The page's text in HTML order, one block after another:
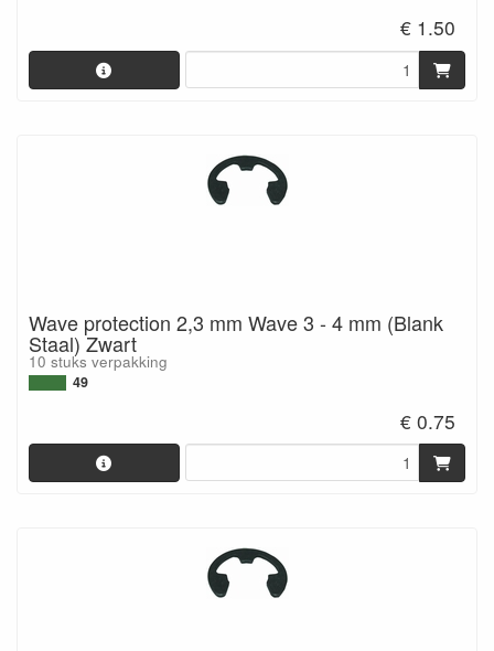
€ 1.50
Wave protection 2,3 mm Wave 3 - 4 mm (Blank
Staal) Zwart
10 stuks verpakking
49
€ 0.75